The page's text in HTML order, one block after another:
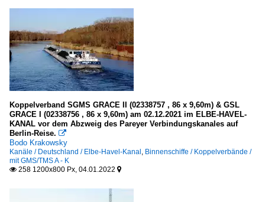
Koppelverband SGMS GRACE II (02338757 , 86 x 9,60m) & GSL
GRACE I (02338756 , 86 x 9,60m) am 02.12.2021 im ELBE-HAVEL-
KANAL vor dem Abzweig des Pareyer Verbindungskanales auf
Berlin-Reise. 
Bodo Krakowsky
Kanäle / Deutschland / Elbe-Havel-Kanal, Binnenschiffe / Koppelverbände /
mit GMS/TMS A - K
 258 1200x800 Px, 04.01.2022 